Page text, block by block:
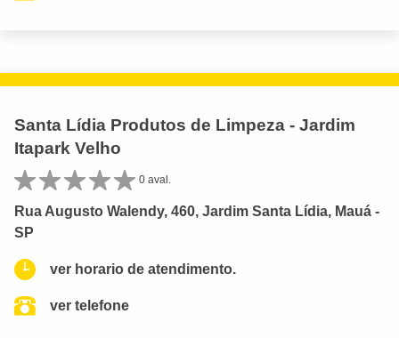
Santa Lídia Produtos de Limpeza - Jardim
Itapark Velho
0 aval.
Rua Augusto Walendy, 460, Jardim Santa Lídia, Mauá -
SP
ver horario de atendimento.
ver telefone